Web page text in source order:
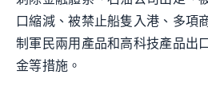
口縮減、被禁止船隻入港、多項
制軍民兩用產品和高科技產品出
金等措施。